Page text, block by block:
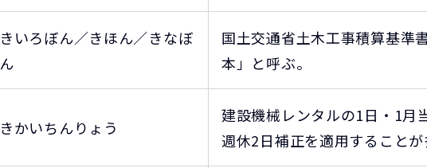
きいろぼん／きほん／きなぼ
ん
国土交通省土木工事積算基準
本」と呼ぶ。
きかいちんりょう
建設機械レンタルの1日・1月
週休2日補正を適用すること